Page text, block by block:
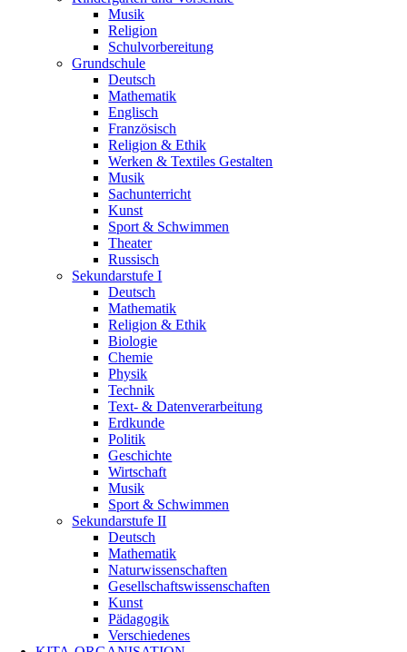
Musik
Religion
Schulvorbereitung
Grundschule
Deutsch
Mathematik
Englisch
Französisch
Religion & Ethik
Werken & Textiles Gestalten
Musik
Sachunterricht
Kunst
Sport & Schwimmen
Theater
Russisch
Sekundarstufe I
Deutsch
Mathematik
Religion & Ethik
Biologie
Chemie
Physik
Technik
Text- & Datenverarbeitung
Erdkunde
Politik
Geschichte
Wirtschaft
Musik
Sport & Schwimmen
Sekundarstufe II
Deutsch
Mathematik
Naturwissenschaften
Gesellschaftswissenschaften
Kunst
Pädagogik
Verschiedenes